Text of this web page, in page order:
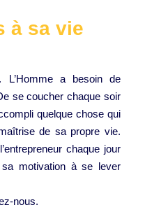
à sa vie
L’Homme a besoin de
se coucher chaque soir
quelque chose qui
de sa propre vie.
chaque jour
motivation à se lever
nous.